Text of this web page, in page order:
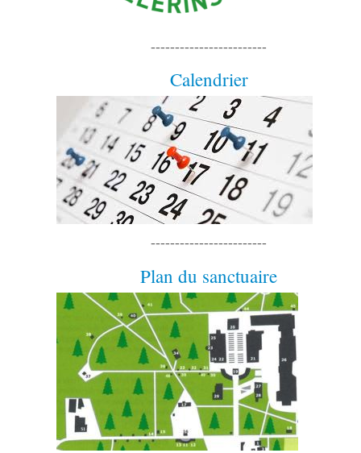
------------------------
Calendrier
------------------------
Plan du sanctuaire